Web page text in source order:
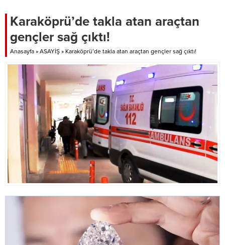
Karaköprü’de takla atan araçtan
gençler sağ çıktı!
Anasayfa » ASAYİŞ » Karaköprü’de takla atan araçtan gençler sağ çıktı!